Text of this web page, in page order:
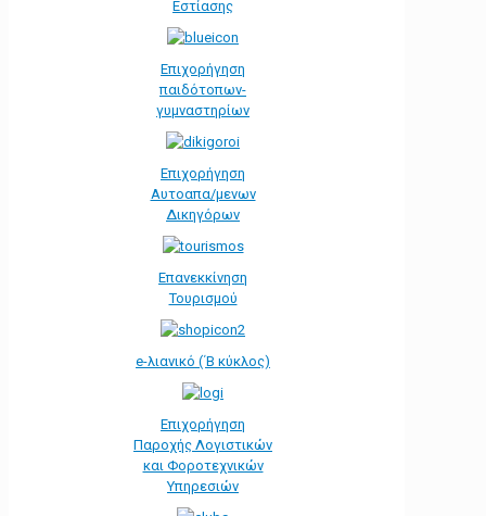
Εστίασης
Επιχορήγηση
παιδότοπων-
γυμναστηρίων
Επιχορήγηση
Αυτοαπα/μενων
Δικηγόρων
Επανεκκίνηση
Τουρισμού
e-λιανικό (΄Β κύκλος)
Επιχορήγηση
Παροχής Λογιστικών
και Φοροτεχνικών
Υπηρεσιών